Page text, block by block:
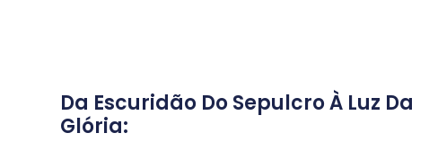
Da Escuridão Do Sepulcro À Luz Da
Glória: